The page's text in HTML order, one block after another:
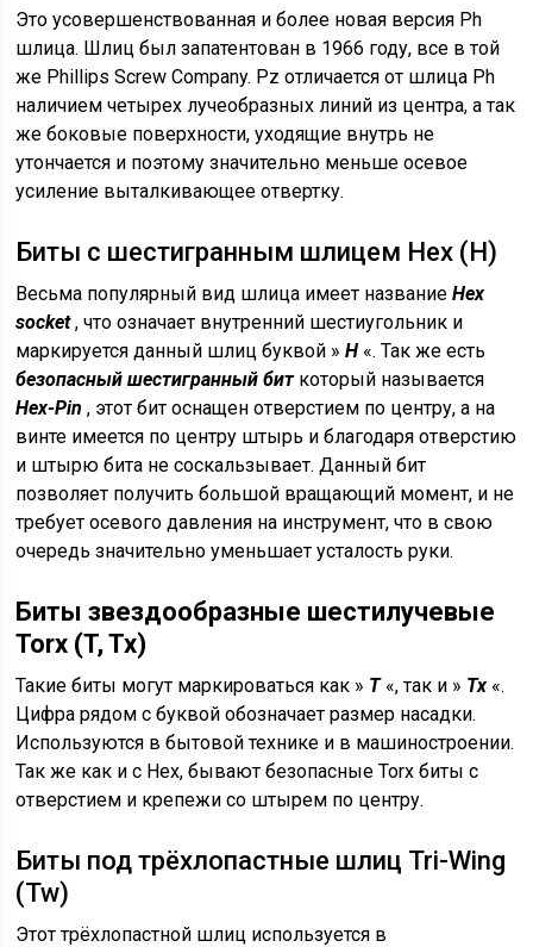
Это усовершенствованная и более новая версия Ph
шлица. Шлиц был запатентован в 1966 году, все в той
же Phillips Screw Company. Pz отличается от шлица Ph
наличием четырех лучеобразных линий из центра, а так
же боковые поверхности, уходящие внутрь не
утончается и поэтому значительно меньше осевое
усиление выталкивающее отвертку.
Биты с шестигранным шлицем Hex (H)
Весьма популярный вид шлица имеет названиеHex
socket , что означает внутренний шестиугольник и
маркируется данный шлиц буквой »H «. Так же есть
безопасный шестигранный бит который называется
Hex-Pin , этот бит оснащен отверстием по центру, а на
винте имеется по центру штырь и благодаря отверстию
и штырю бита не соскальзывает. Данный бит
позволяет получить большой вращающий момент, и не
требует осевого давления на инструмент, что в свою
очередь значительно уменьшает усталость руки.
Биты звездообразные шестилучевые
Torx (T, Tx)
Такие биты могут маркироваться как » T «, так и » Tx «.
Цифра рядом с буквой обозначает размер насадки.
Используются в бытовой технике и в машиностроении.
Так же как и с Hex, бывают безопасные Torx биты с
отверстием и крепежи со штырем по центру.
Биты под трёхлопастные шлиц Tri-Wing
(Tw)
Этот трёхлопастной шлиц используется в